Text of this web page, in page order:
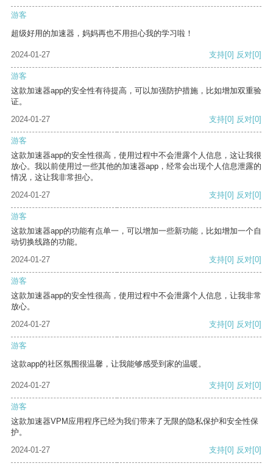
游客
超级好用的加速器，妈妈再也不用担心我的学习啦！
2024-01-27 支持[0] 反对[0]
游客
这款加速器app的安全性有待提高，可以加强防护措施，比如增加双重验
证。
2024-01-27
支持[0] 反对[0]
游客
这款加速器app的安全性很高，使用过程中不会泄露个人信息，这让我很
放心。我以前使用过一些其他的加速器app，经常会出现个人信息泄露的
情况，这让我非常担心。
2024-01-27
支持[0] 反对[0]
游客
这款加速器app的功能有点单一，可以增加一些新功能，比如增加一个自
动切换线路的功能。
2024-01-27
支持[0] 反对[0]
游客
这款加速器app的安全性很高，使用过程中不会泄露个人信息，让我非常
放心。
2024-01-27
支持[0] 反对[0]
游客
这款app的社区氛围很温馨，让我能够感受到家的温暖。
2024-01-27 支持[0] 反对[0]
游客
这款加速器VPM应用程序已经为我们带来了无限的隐私保护和安全性保
护。
2024-01-27
支持[0] 反对[0]